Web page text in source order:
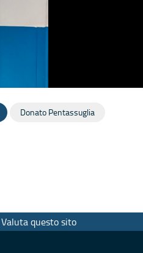
Donato Pentassuglia
Valuta questo sito